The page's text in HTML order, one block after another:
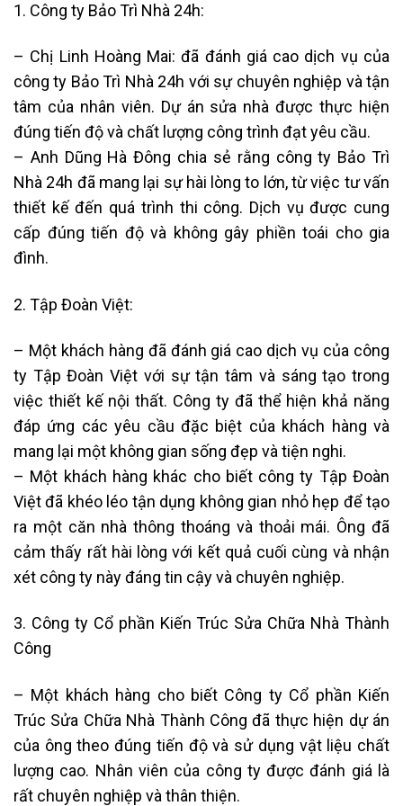
1. Công ty Bảo Trì Nhà 24h:
– Chị Linh Hoàng Mai: đã đánh giá cao dịch vụ của
công ty Bảo Trì Nhà 24h với sự chuyên nghiệp và tận
tâm của nhân viên. Dự án sửa nhà được thực hiện
đúng tiến độ và chất lượng công trình đạt yêu cầu.
– Anh Dũng Hà Đông chia sẻ rằng công ty Bảo Trì
Nhà 24h đã mang lại sự hài lòng to lớn, từ việc tư vấn
thiết kế đến quá trình thi công. Dịch vụ được cung
cấp đúng tiến độ và không gây phiền toái cho gia
đình.
2. Tập Đoàn Việt:
– Một khách hàng đã đánh giá cao dịch vụ của công
ty Tập Đoàn Việt với sự tận tâm và sáng tạo trong
việc thiết kế nội thất. Công ty đã thể hiện khả năng
đáp ứng các yêu cầu đặc biệt của khách hàng và
mang lại một không gian sống đẹp và tiện nghi.
– Một khách hàng khác cho biết công ty Tập Đoàn
Việt đã khéo léo tận dụng không gian nhỏ hẹp để tạo
ra một căn nhà thông thoáng và thoải mái. Ông đã
cảm thấy rất hài lòng với kết quả cuối cùng và nhận
xét công ty này đáng tin cậy và chuyên nghiệp.
3. Công ty Cổ phần Kiến Trúc Sửa Chữa Nhà Thành
Công
– Một khách hàng cho biết Công ty Cổ phần Kiến
Trúc Sửa Chữa Nhà Thành Công đã thực hiện dự án
của ông theo đúng tiến độ và sử dụng vật liệu chất
lượng cao. Nhân viên của công ty được đánh giá là
rất chuyên nghiệp và thân thiện.